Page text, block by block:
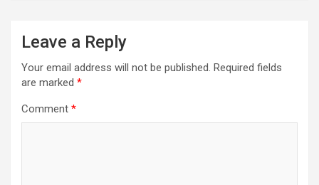
Leave a Reply
Your email address will not be published. Required fields
are marked *
Comment *